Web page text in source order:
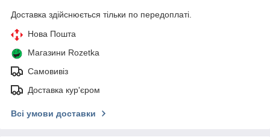
Доставка здійснюється тільки по передоплаті.
Нова Пошта
Магазини Rozetka
Самовивіз
Доставка кур'єром
Всі умови доставки